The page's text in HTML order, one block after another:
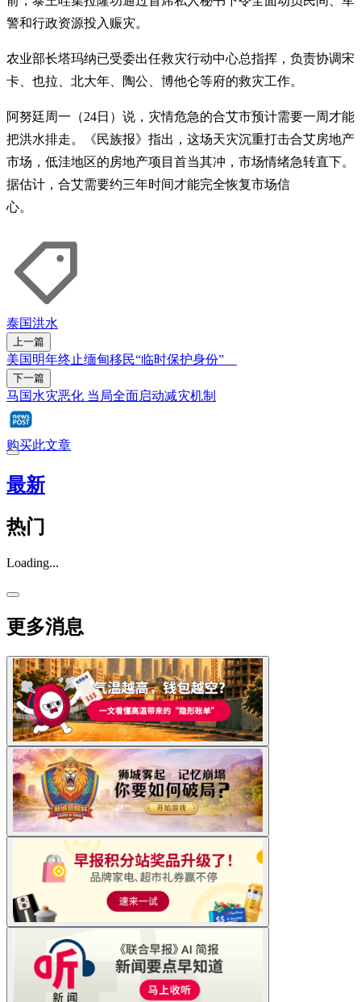
警和行政资源投入赈灾。
农业部长塔玛纳已受委出任救灾行动中心总指挥，负责协调宋
卡、也拉、北大年、陶公、博他仑等府的救灾工作。
阿努廷周一（24日）说，灾情危急的合艾市预计需要一周才能
把洪水排走。《民族报》指出，这场天灾沉重打击合艾房地产
市场，低洼地区的房地产项目首当其冲，市场情绪急转直下。
据估计，合艾需要约三年时间才能完全恢复市场信
心。
泰国洪水
上一篇
美国明年终止缅甸移民“临时保护身份”
下一篇
马国水灾恶化 当局全面启动减灾机制
购买此文章
最新
热门
Loading...
更多消息